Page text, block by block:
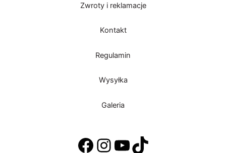
Zwroty i reklamacje
Kontakt
Regulamin
Wysyłka
Galeria
Facebook
Instagram
YouTube